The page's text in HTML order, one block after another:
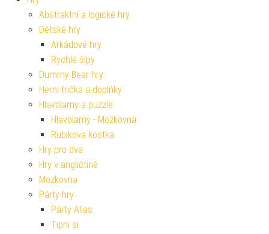
Abstraktní a logické hry
Dětské hry
Arkádové hry
Rychlé šípy
Dummy Bear hry
Herní trička a doplňky
Hlavolamy a puzzle
Hlavolamy - Mozkovna
Rubikova kostka
Hry pro dva
Hry v angličtině
Mozkovna
Párty hry
Párty Alias
Tipni si